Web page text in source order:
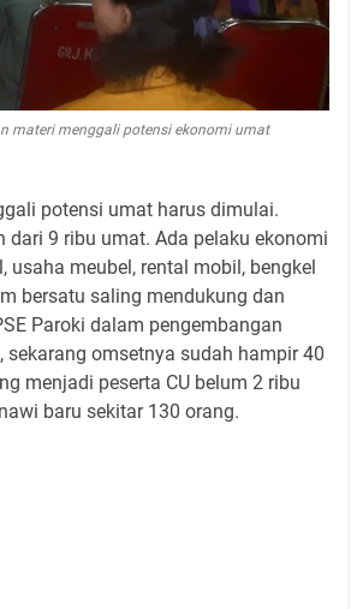
materi menggali potensi ekonomi umat
potensi umat harus dimulai.
9 ribu umat. Ada pelaku ekonomi
usaha meubel, rental mobil, bengkel
bersatu saling mendukung dan
Paroki dalam pengembangan
omsetnya sudah hampir 40
menjadi peserta CU belum 2 ribu
baru sekitar 130 orang.